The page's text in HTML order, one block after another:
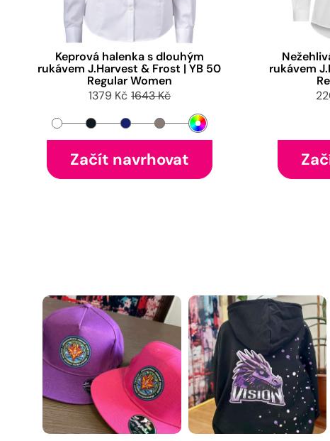
Keprová halenka s dlouhým
rukávem J.Harvest & Frost | YB 50
Regular Women
1379 Kč 1643 Kč
Začít navrhovat
rukávem